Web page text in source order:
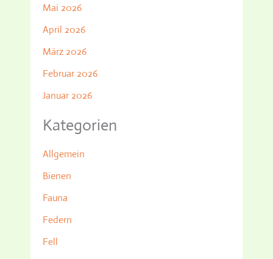
Mai 2026
April 2026
März 2026
Februar 2026
Januar 2026
Kategorien
Allgemein
Bienen
Fauna
Federn
Fell